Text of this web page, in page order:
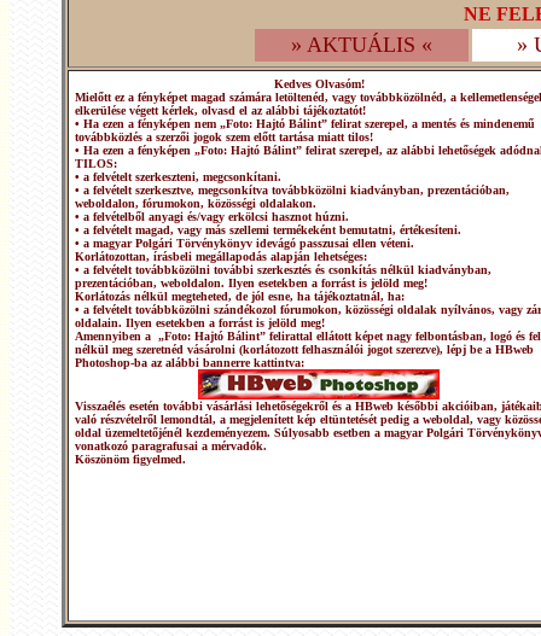
NE
» AKTUÁLIS « »
Kedves Olvasóm!
Mielőtt ez a fényképet magad számára letöltenéd, vagy továbbközölnéd, a
elkerülése végett kérlek, olvasd el az alábbi tájékoztatót!
• Ha ezen a fényképen nem „Foto: Hajtó Bálint” felirat szerepel, a mentés és mindenemű
továbbközlés a szerzői jogok szem előtt tartása miatt tilos!
• Ha ezen a fényképen „Foto: Hajtó Bálint” felirat szerepel, az alábbi lehetőségek
TILOS:
• a felvételt szerkeszteni, megcsonkítani.
• a felvételt szerkesztve, megcsonkítva továbbközölni kiadványban, prezentációban,
weboldalon, fórumokon, közösségi oldalakon.
• a felvételből anyagi és/vagy erkölcsi hasznot húzni.
• a felvételt magad, vagy más szellemi termékeként bemutatni, értékesíteni.
• a magyar Polgári Törvénykönyv idevágó passzusai ellen véteni.
Korlátozottan, írásbeli megállapodás alapján lehetséges:
• a felvételt továbbközölni további szerkesztés és csonkítás nélkül kiadványban,
prezentációban, weboldalon. Ilyen esetekben a forrást is jelöld meg!
Korlátozás nélkül megteheted, de jól esne, ha tájékoztatnál, ha:
• a felvételt továbbközölni szándékozol fórumokon, közösségi oldalak nyílvános, vagy
oldalain. Ilyen esetekben a forrást is jelöld meg!
Amennyiben a „Foto: Hajtó Bálint” felirattal ellátott képet nagy felbontásban, logó és
nélkül meg szeretnéd vásárolni (korlátozott felhasználói jogot szerezve), lépj be a HBweb
Photoshop-ba az alábbi bannerre kattintva:
Visszaélés esetén további vásárlási lehetőségekről és a HBweb későbbi akcióiban,
való részvételről lemondtál, a megjelenített kép eltüntetését pedig a weboldal, vagy
oldal üzemeltetőjénél kezdeményezem. Súlyosabb esetben a magyar Polgári
vonatkozó paragrafusai a mérvadók.
Köszönöm figyelmed.